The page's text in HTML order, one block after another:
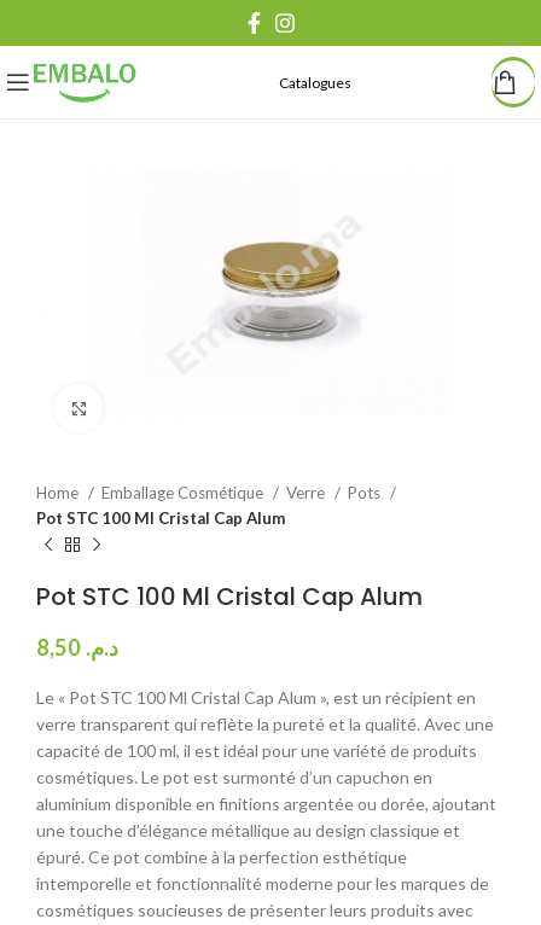
Catalogues
Home Emballage Cosmétique Verre
Pots
Pot STC 100 Ml Cristal Cap Alum
Pot STC 100 Ml Cristal Cap Alum
د.م.
Le « Pot STC 100 Ml Cristal Cap Alum », est un récipient en
verre transparent qui reflète la pureté et la qualité. Avec une
capacité de 100 ml, il est idéal pour une variété de produits
cosmétiques. Le pot est surmonté d’un capuchon en
aluminium disponible en finitions argentée ou dorée, ajoutant
une touche d’élégance métallique au design classique et
épuré. Ce pot combine à la perfection esthétique
intemporelle et fonctionnalité moderne pour les marques de
cosmétiques soucieuses de présenter leurs produits avec